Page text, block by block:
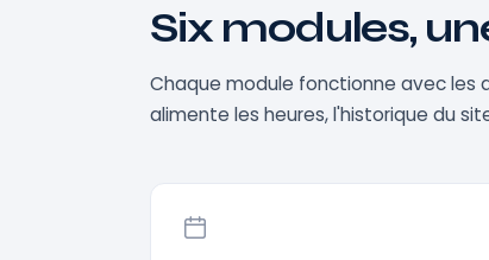
Six modules,
Chaque module fonctionne avec les
alimente les heures, l'historique du